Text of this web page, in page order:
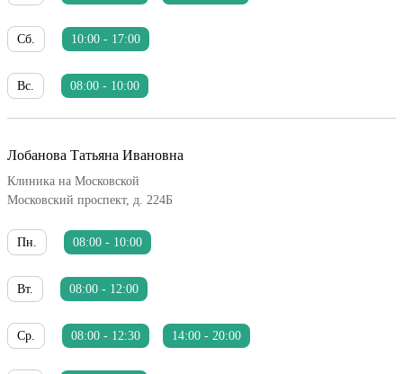
Сб. 10:00 - 17:00
Вс. 08:00 - 10:00
Лобанова Татьяна Ивановна
Клиника на Московской
Московский проспект, д. 224Б
Пн. 08:00 - 10:00
Вт. 08:00 - 12:00
Ср. 08:00 - 12:30 14:00 - 20:00